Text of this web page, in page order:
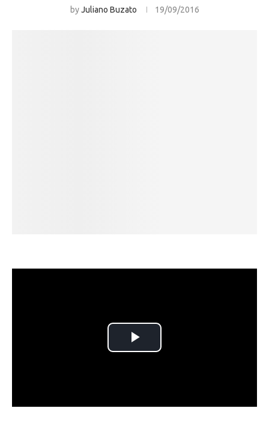
byJuliano Buzato 19/09/2016